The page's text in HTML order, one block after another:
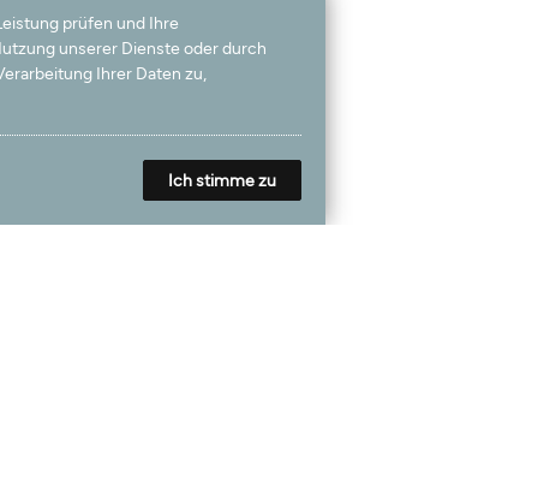
prüfen und Ihre
unserer Dienste oder durch
Ihrer Daten zu,
Ich stimme zu